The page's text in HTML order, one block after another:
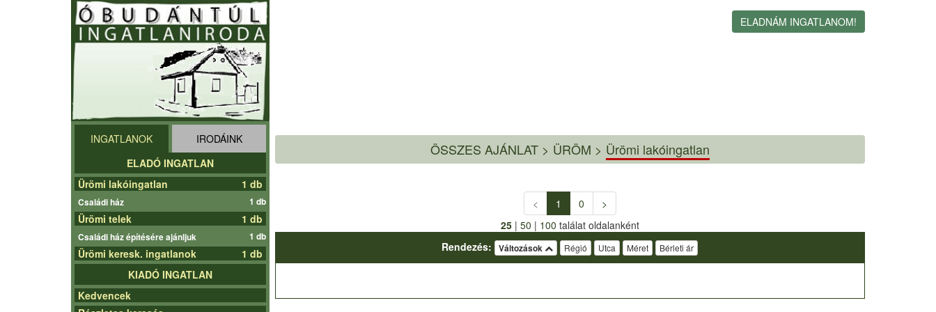
ELADNÁM INGATLANOM!
INGATLANOK
IRODÁINK
ELADÓ INGATLAN
Ürömi lakóingatlan
1 db
Családi ház 1 db
Ürömi telek 1 db
Családi ház építésére ajánljuk 1 db
Ürömi keresk. ingatlanok
1 db
KIADÓ INGATLAN
Kedvencek
ÖSSZES AJÁNLAT> ÜRÖM > Ürömi lakóingatlan
< 1 0
>
25| 50 | 100 találat oldalanként
Rendezés:
Változások Régió Utca Méret Bérleti ár